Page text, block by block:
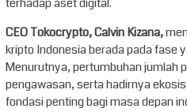
CEO Tokocrypto, Calvin Kizana,
kripto Indonesia berada pada fase
Menurutnya, pertumbuhan jumlah
pengawasan, serta hadirnya
fondasi penting bagi masa depan